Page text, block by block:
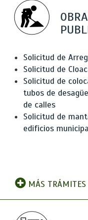
Solicitud de
Solicitud de
Solicitud de
tubos de
de calles
Solicitud de
edificios
MÁS TRÁMITES